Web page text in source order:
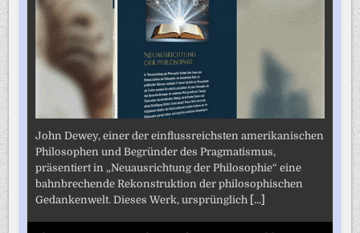
John Dewey, einer der einflussreichsten amerikanischen
Philosophen und Begründer des Pragmatismus,
präsentiert in „Neuausrichtung der Philosophie“ eine
bahnbrechende Rekonstruktion der philosophischen
Gedankenwelt. Dieses Werk, ursprünglich [...]